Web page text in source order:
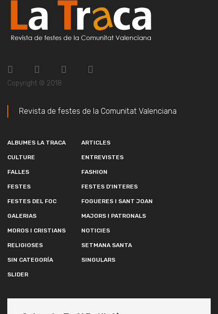
Copyright © 2018
Revista de festes de la Comunitat Valenciana
ALBUMES LA TRACA ARTICLES
CULTURE ENTREVISTES
FALLES FASHION
FESTES FESTES D'INTERES
FESTES DEL FOC FOGUERES I SANT JOAN
GALERIAS MAJORS I PATRONALS
MOROS I CRISTIANS NOTICIES
RELIGIOSES SETMANA SANTA
SIN CATEGORÍA SINGULARS
SLIDER